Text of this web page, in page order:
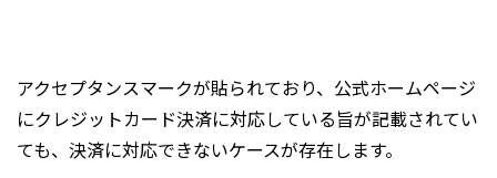
アクセプタンスマークが貼られており、公式ホームページ
にクレジットカード決済に対応している旨が記載されてい
ても、決済に対応できないケースが存在します。